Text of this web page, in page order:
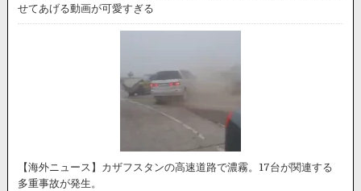
せてあげる動画が可愛すぎる
【海外ニュース】カザフスタンの高速道路で濃霧。17台が関連する
多重事故が発生。